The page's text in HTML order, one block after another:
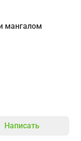
мангалом
Написать